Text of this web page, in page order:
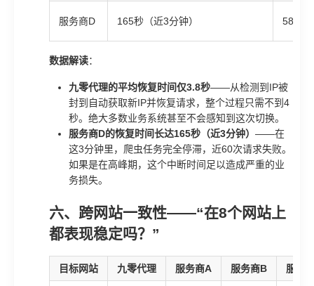
服务商D 165秒（近3分钟） 58.2次
数据解读：
九零代理的平均恢复时间仅3.8秒——从检测到IP被
封到自动获取新IP并恢复请求，整个过程只需不到4
秒。绝大多数业务系统甚至不会感知到这次切换。
服务商D的恢复时间长达165秒（近3分钟） ——在
这3分钟里，爬虫任务完全停滞，近60次请求失败。
如果是在高峰期，这个中断时间足以造成严重的业
务损失。
六、跨网站一致性——“在8个网站上
都表现稳定吗？”
目标网站 九零代理 服务商A 服务商B 服务